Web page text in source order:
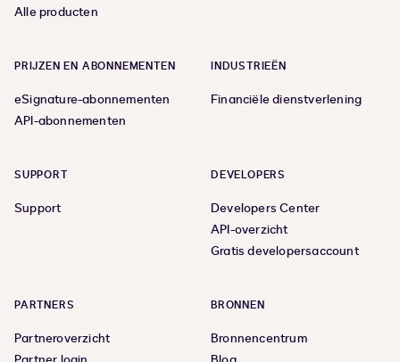
Alle producten
PRIJZEN EN ABONNEMENTEN
eSignature-abonnementen
API-abonnementen
INDUSTRIEËN
Financiële dienstverlening
SUPPORT
Support
DEVELOPERS
Developers Center
API-overzicht
Gratis developersaccount
PARTNERS
Partneroverzicht
BRONNEN
Bronnencentrum